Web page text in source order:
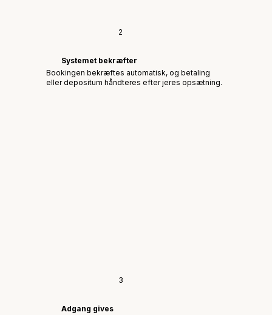
Systemet bekræfter
Bookingen bekræftes automatisk, og betaling
eller depositum håndteres efter jeres opsætning.
2
Adgang gives
3